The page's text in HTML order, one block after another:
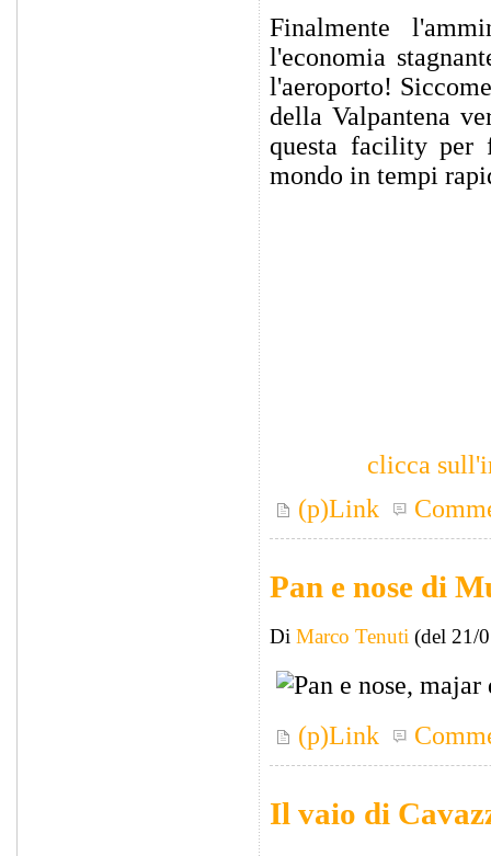
Finalmente
l'economia
l'aeroporto!
della Valpantena
questa facility per
mondo in tempi
clicca
(p)Link
Pan e nose di
Di Marco Tenuti (del 21/
(p)Link
Il vaio di